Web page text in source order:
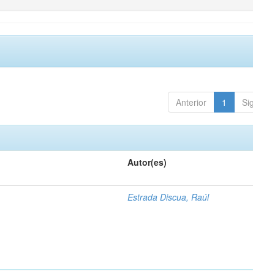
Anterior 1
Autor(es)
Estrada Discua, Raúl